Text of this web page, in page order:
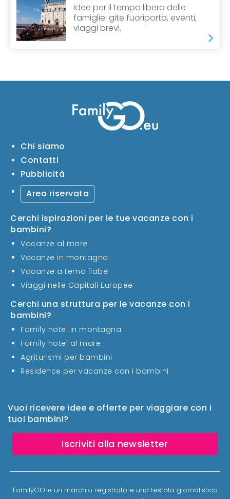
Idee per il tempo libero delle
famiglie: gite fuoriporta, eventi,
viaggi brevi.
Vuoi ricevere idee e offerte per viaggiare con i
tuoi bambini?
Iscriviti alla newsletter
Chi siamo
Contatti
Pubblicità
Area riservata
Cerchi ispirazioni per le tue vacanze con i
bambini?
Vacanze al mare
Vacanze in montagna
Vacanze a tema fiabe
Viaggi nelle Capitali Europee
Cerchi una struttura per le vacanze con i
bambini?
Family hotel in montagna
Family hotel al mare
Agriturismi per bambini
Residence per vacanze con i bambini
FamilyGO è un marchio registrato e una testata giornalistica